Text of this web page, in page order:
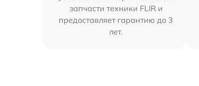
запчасти техники FLIR и
предоставляет гарантию до 3
лет.